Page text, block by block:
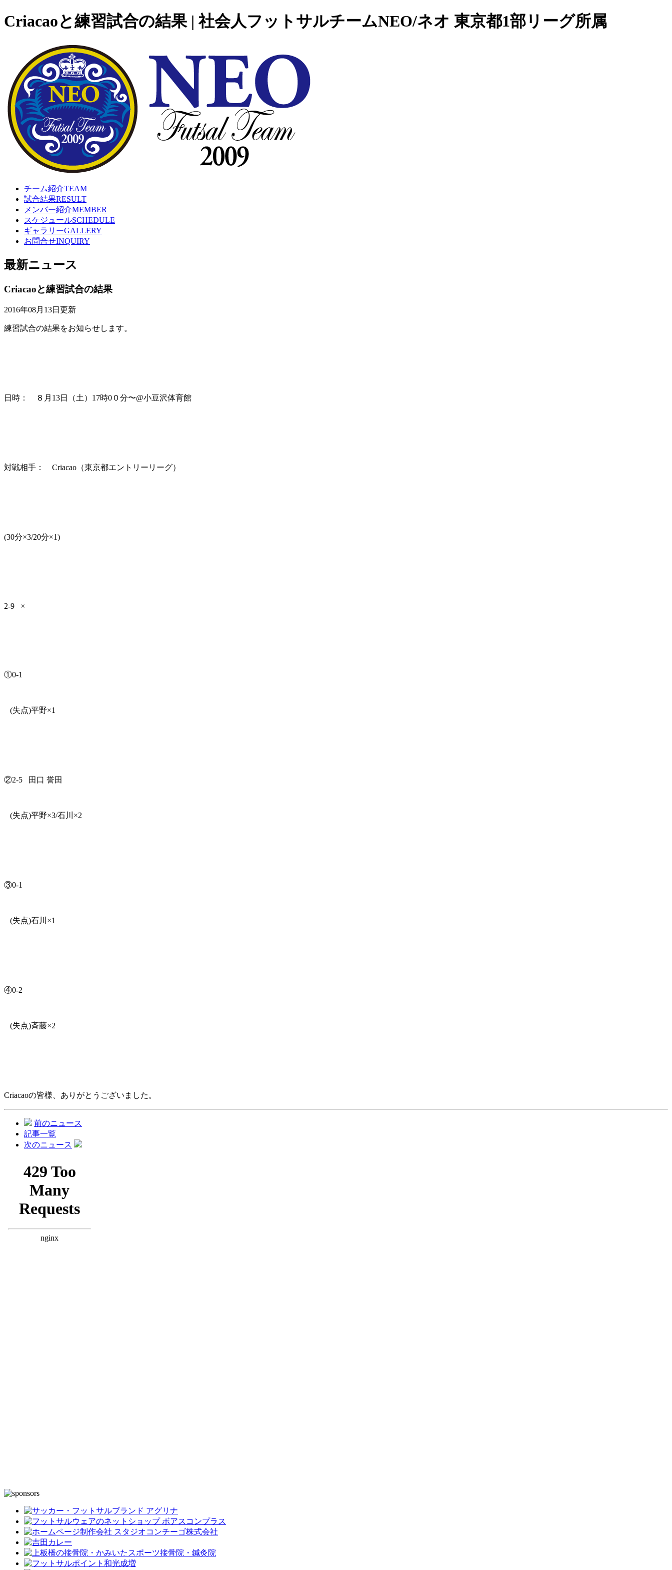
Criacaoと練習試合の結果 | 社会人フットサルチームNEO/ネオ 東京都1部リーグ所属
チーム紹介TEAM
試合結果RESULT
メンバー紹介MEMBER
スケジュールSCHEDULE
ギャラリーGALLERY
お問合せINQUIRY
最新ニュース
Criacaoと練習試合の結果
2016年08月13日更新
練習試合の結果をお知らせします。
日時： ８月13日（土）17時0０分〜@小豆沢体育館
対戦相手： Criacao（東京都エントリーリーグ）
(30分×3/20分×1)
2-9 ×
①0-1
(失点)平野×1
②2-5 田口 誉田
(失点)平野×3/石川×2
③0-1
(失点)石川×1
④0-2
(失点)斉藤×2
Criacaoの皆様、ありがとうございました。
前のニュース
記事一覧
次のニュース